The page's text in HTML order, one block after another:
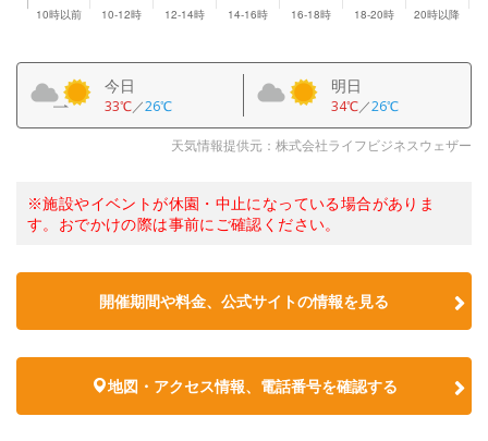
今日
33℃／26℃
明日
34℃／26℃
天気情報提供元：株式会社ライフビジネスウェザー
※施設やイベントが休園・中止になっている場合がありま
す。おでかけの際は事前にご確認ください。
開催期間や料金、公式サイトの情報を見る
地図・アクセス情報、電話番号を確認する